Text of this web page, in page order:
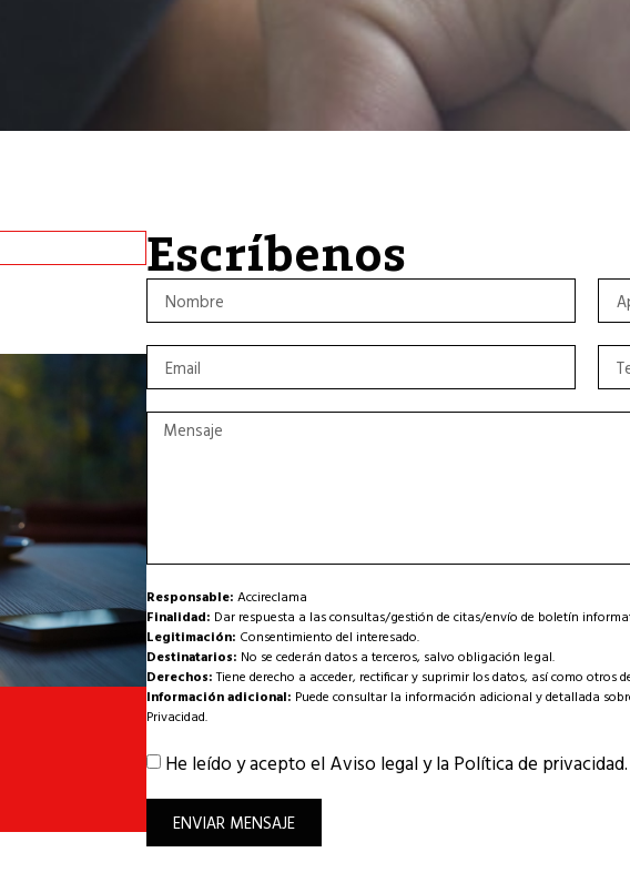
Escríbenos
Responsable: Accireclama
Finalidad: Dar respuesta a las consultas/gestión de citas/envío de boletín
Legitimación: Consentimiento del interesado.
Destinatarios: No se cederán datos a terceros, salvo obligación legal.
Derechos: Tiene derecho a acceder, rectificar y suprimir los datos, así como otros
Información adicional: Puede consultar la información adicional y detallada
Privacidad.
He leído y acepto el Aviso legaly la Política de privacidad.
ENVIAR MENSAJE